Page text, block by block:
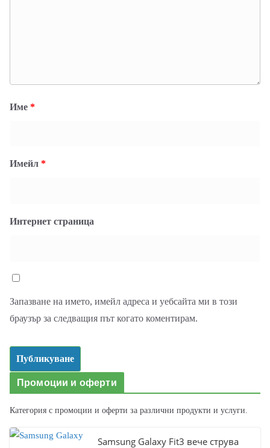
Име *
Имейл *
Интернет страница
Запазване на името, имейл адреса и уебсайта ми в този
браузър за следващия път когато коментирам.
Промоции и оферти
Категория с промоции и оферти за различни продукти и услуги.
Samsung Galaxy Fit3 вече струва